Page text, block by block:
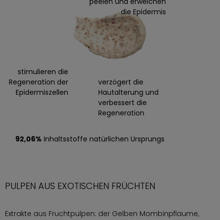
die Epidermis
stimulieren die
Regeneration der
Epidermiszellen
92,06% Inhaltsstoffe natürlichen Ursprungs
verzögert die
Hautalterung und
verbessert die
Regeneration
PULPEN AUS EXOTISCHEN FRÜCHTEN
Extrakte aus Fruchtpulpen: der Gelben Mombinpflaume,